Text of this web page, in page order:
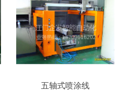
五轴式喷涂线